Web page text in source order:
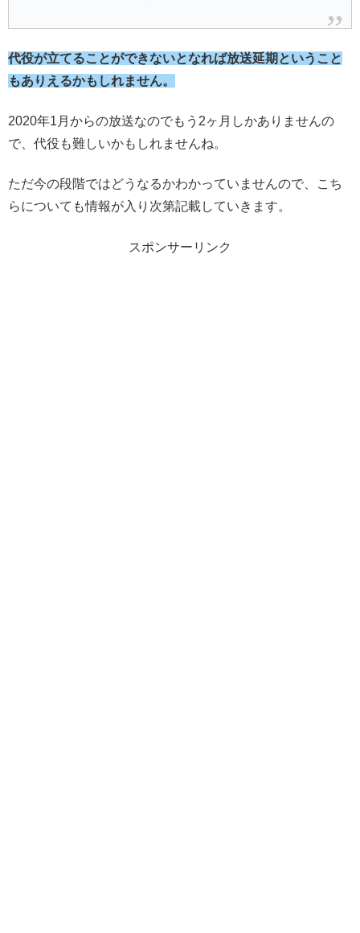
代役が立てることができないとなれば放送延期ということ
もありえるかもしれません。
2020年1月からの放送なのでもう2ヶ月しかありませんの
で、代役も難しいかもしれませんね。
ただ今の段階ではどうなるかわかっていませんので、こち
らについても情報が入り次第記載していきます。
スポンサーリンク